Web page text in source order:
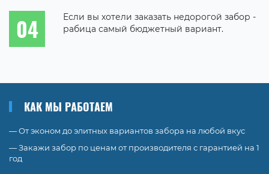
Если вы хотели заказать недорогой забор -
рабица самый бюджетный вариант.
КАК МЫ РАБОТАЕМ
— От эконом до элитных вариантов забора на любой вкус
— Закажи забор по ценам от производителя с гарантией на 1
год